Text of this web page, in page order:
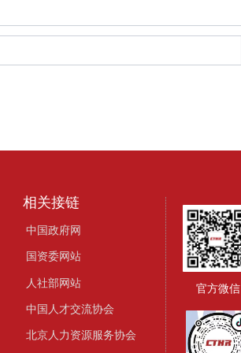
相关接链
中国政府网
国资委网站
人社部网站
中国人才交流协会
北京人力资源服务协会
官方微信